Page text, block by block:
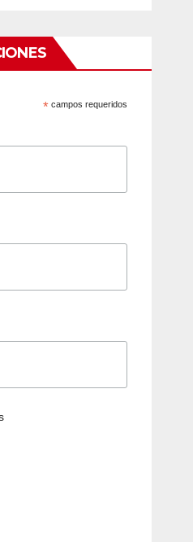
* campos requeridos